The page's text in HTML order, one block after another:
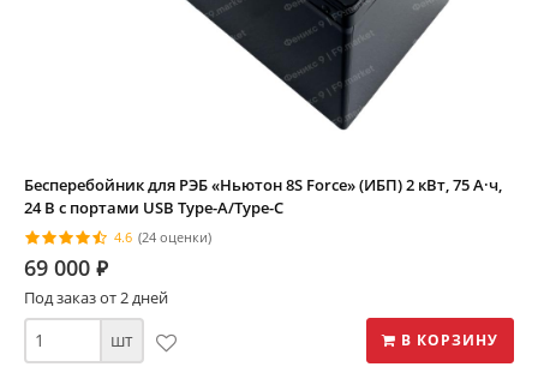
Бесперебойник для РЭБ «Ньютон 8S Force» (ИБП) 2 кВт, 75 А·ч,
24 В с портами USB Type-A/Type-C
4.6 (24 оценки)
69 000 ⃏
Под заказ от 2 дней
шт В КОРЗИНУ